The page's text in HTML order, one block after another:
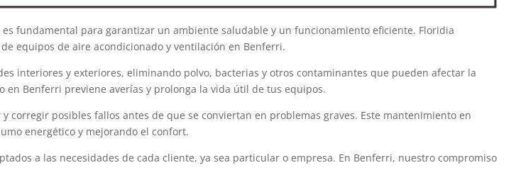
fundamental para garantizar un ambiente saludable y un funcionamiento eficiente. Floridia
equipos de aire acondicionado y ventilación en Benferri.
interiores y exteriores, eliminando polvo, bacterias y otros contaminantes que pueden afectar la
Benferri previene averías y prolonga la vida útil de tus equipos.
corregir posibles fallos antes de que se conviertan en problemas graves. Este mantenimiento en
energético y mejorando el confort.
a las necesidades de cada cliente, ya sea particular o empresa. En Benferri, nuestro compromiso